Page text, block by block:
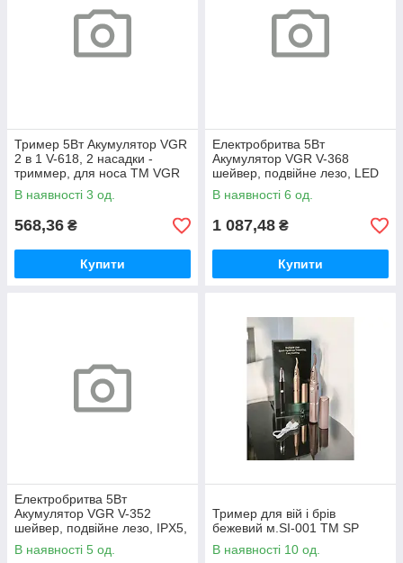
Тример 5Вт Акумулятор VGR
2 в 1 V-618, 2 насадки -
триммер, для носа ТМ VGR
В наявності 3 од.
568,36 ₴
Купити
Електробритва 5Вт
Акумулятор VGR V-368
шейвер, подвійне лезо, LED
Display, IPX6 ТМ VGR
В наявності 6 од.
1 087,48 ₴
Купити
Електробритва 5Вт
Акумулятор VGR V-352
шейвер, подвійне лезо, IPX5,
LED Display ТМ VGR
В наявності 5 од.
Тример для вій і брів
бежевий м.SI-001 ТМ SP
В наявності 10 од.